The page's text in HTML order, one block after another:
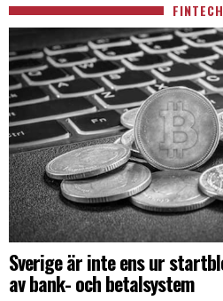
FINTECH
Sverige är inte ens ur
av bank- och betalsystem